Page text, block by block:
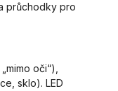
průchodky pro
oči“),
sklo). LED